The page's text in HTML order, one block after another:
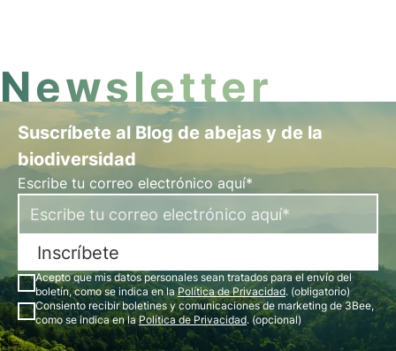
Newsletter
Suscríbete al Blog de abejas y de la
biodiversidad
Escribe tu correo electrónico aquí*
Inscríbete
Acepto que mis datos personales sean tratados para el envío del
boletín, como se indica en laPolítica de Privacidad. (obligatorio)
Consiento recibir boletines y comunicaciones de marketing de 3Bee,
como se indica en laPolítica de Privacidad. (opcional)